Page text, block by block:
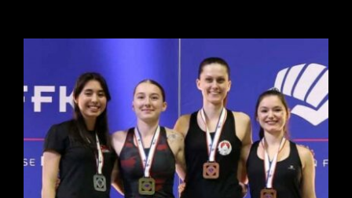
Tarifs & horaires
Contact